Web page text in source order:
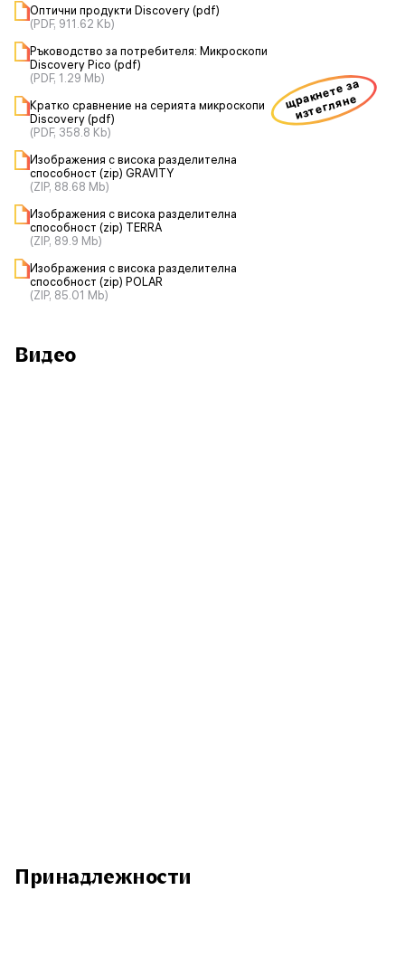
Оптични продукти Discovery (pdf)
(PDF, 911.62 Kb)
Ръководство за потребителя: Микроскопи
Discovery Pico (pdf)
(PDF, 1.29 Mb)
Кратко сравнение на серията микроскопи
Discovery (pdf)
(PDF, 358.8 Kb)
Изображения с висока разделителна
способност (zip) GRAVITY
(ZIP, 88.68 Mb)
Изображения с висока разделителна
способност (zip) TERRA
(ZIP, 89.9 Mb)
Изображения с висока разделителна
способност (zip) POLAR
(ZIP, 85.01 Mb)
щракнете за
изтегляне
Видео
Принадлежности